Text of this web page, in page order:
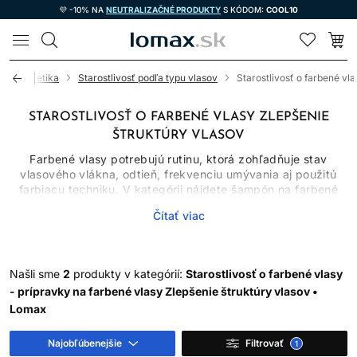
💜 -10% NA NEUTRALIZAČNÉ PRODUKTY S KÓDOM: COOL10
LOMAX
kozmetika Starostlivosť podľa typu vlasov Starostlivosť o farbené
STAROSTLIVOSŤ O FARBENÉ VLASY ZLEPŠENIE
ŠTRUKTÚRY VLASOV
Farbené vlasy potrebujú rutinu, ktorá zohľadňuje stav
vlasového vlákna, odtieň, frekvenciu umývania aj použitú
farbiacu techniku. V kategórii nájdete šampón na farbené
Jednotlivé produkty majú rozdielne úlohy: šampón čistí,
Žiadny produkt nedokáže zastaviť blednutie úplne. Farba sa
mení umývaním, pôsobením tepla, UV žiarenia, vody aj
prirodzeným odrastaním. Správne zvolená rutina však môže
obmedziť zbytočné vymývanie a udržať vlasy hladšie a
Čítať viac
Našli sme 2 produkty v kategórií: Starostlivosť o farbené vlasy
- prípravky na farbené vlasy Zlepšenie štruktúry vlasov •
Lomax
Najobľúbenejšie Filtrovať 1